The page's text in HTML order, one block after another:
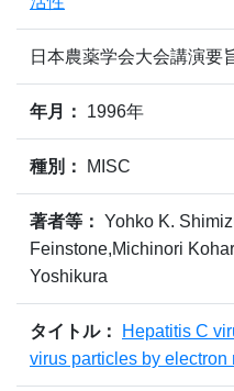
日本農薬学会大会講演要
年月： 1996年
種別： MISC
著者等： Yohko K.
Feinstone,Michinori
Yoshikura
タイトル：
Hepatitis C
virus particles by electron